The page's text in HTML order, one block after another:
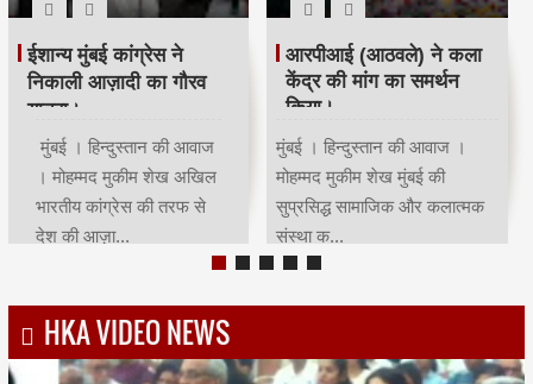
रमजान पर दिया एकता-
भाईचारे का संदेश:कांग्रेस ने
आयोजित किया रोजा इफ्तार
मुंबई | हिन्दुस्तान की आवाज |
मोहम्मद मुकीम शेखमुंबई कांग्रेस
अध्यक्ष भाई जगताप व कार्याध्यक्ष
चरणसि...
श्री सिद्धिविनायक मंदिर
ट्रस्ट ने सचिन तेंदुलकर का
सम्मान किया।
मुंबई । हिन्दुस्तान की आवाज ।
मोहम्मद मुकीम शेख भारतीय क्रिकेट
के भगवान कहे जाने वाले देश के
मह...
HKA VIDEO NEWS